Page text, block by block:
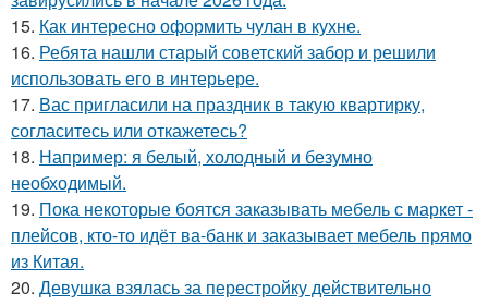
15. Как интересно оформить чулан в кухне.
16. Ребята нашли старый советский забор и решили
использовать его в интерьере.
17. Вас пригласили на праздник в такую квартирку,
согласитесь или откажетесь?
18. Например: я белый, холодный и безумно
необходимый.
19. Пока некоторые боятся заказывать мебель с маркет -
плейсов, кто-то идёт ва-банк и заказывает мебель прямо
из Китая.
20. Девушка взялась за перестройку действительно